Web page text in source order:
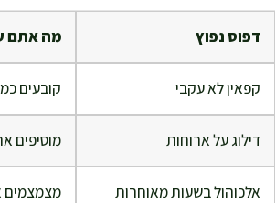
דפוס נפוץ מה אתם
קפאין לא עקבי קובעים
דילוג על ארוחות מוסיפים
אלכוהול בשעות מאוחרות מצמצמים